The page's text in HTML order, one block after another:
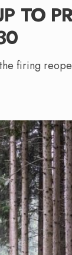
TO
firing